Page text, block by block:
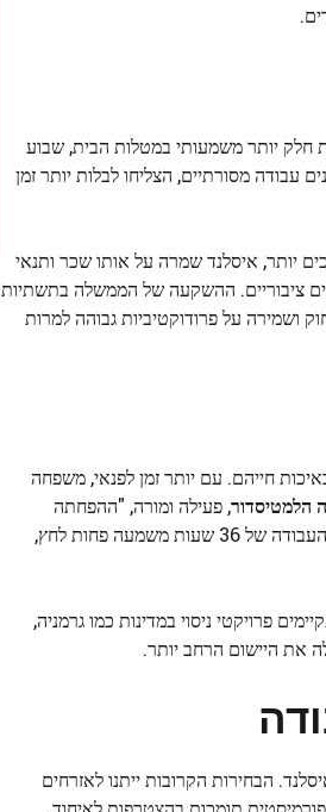
חלק יותר משמעותי במטלות הבית, שבוע
עבודה מסורתיים, הצליחו לבלות יותר זמן
עם ימים ארוכים יותר, איסלנד שמרה על אותו שכר ותנאי
ציבוריים. ההשקעה של הממשלה בתשתיות
ושמירה על פרודוקטיביות גבוהה למרות
ניכר באיכות חייהם. עם יותר זמן לפנאי, משפחה
הלמטיסדור, פעילה ומורה, "ההפחתה
בשעות העבודה הייתה הצלחה עצומה באיסלנד ושינתה את חיי המשפחה שלי. עבור 90% מהאיסלנדים, שבוע העבודה של 36 שעות משמעה פחות לחץ,
אחרות השוקלות לאמץ את שבוע העבודה של 4 ימים. כיום מתקיימים פרויקטי ניסוי במדינות כמו גרמניה,
איסלנד. הבחירות הקרובות ייתנו לאזרחים